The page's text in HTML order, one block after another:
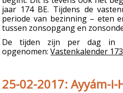
jaar 174 BE. Tijdens de
periode van bezinning – eten
tussen zonsopgang en
De tijden zijn per dag in
opgenomen:Vastenkalender
25-02-2017: Ayyám-i-